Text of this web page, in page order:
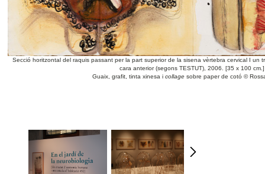
Secció horitzontal del raquis passant per la part superior de la sisena vèrtebra cervical I un
cara anterior (segons TESTUT), 2006. [35 x 100 cm.]
Guaix, grafit, tinta xinesa i collage sobre paper de cotó ©